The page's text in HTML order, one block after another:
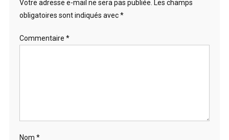
Votre adresse e-mail ne sera pas publiée. Les champs
obligatoires sont indiqués avec*
Commentaire *
Nom *